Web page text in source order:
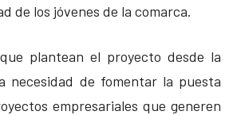
de los jóvenes de la comarca.
plantean el proyecto desde la
necesidad de fomentar la puesta
empresariales que generen